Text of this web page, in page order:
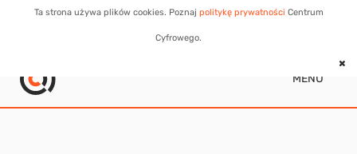
Ta strona używa plików cookies. Poznaj politykę prywatności Centrum
Cyfrowego.
MENU